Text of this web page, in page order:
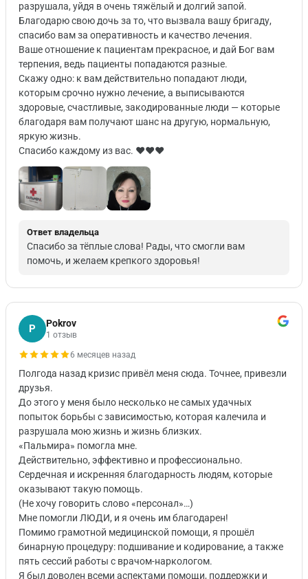
разрушала, уйдя в очень тяжёлый и долгий запой.
Благодарю свою дочь за то, что вызвала вашу бригаду,
спасибо вам за оперативность и качество лечения.
Ваше отношение к пациентам прекрасное, и дай Бог вам
терпения, ведь пациенты попадаются разные.
Скажу одно: к вам действительно попадают люди,
которым срочно нужно лечение, а выписываются
здоровые, счастливые, закодированные люди — которые
благодаря вам получают шанс на другую, нормальную,
яркую жизнь.
Спасибо каждому из вас. ♥️♥️♥️
Ответ владельца
Спасибо за тёплые слова! Рады, что смогли вам
помочь, и желаем крепкого здоровья!
P Pokrov
1 отзыв
6 месяцев назад
Полгода назад кризис привёл меня сюда. Точнее, привезли
друзья.
До этого у меня было несколько не самых удачных
попыток борьбы с зависимостью, которая калечила и
разрушала мою жизнь и жизнь близких.
«Пальмира» помогла мне.
Действительно, эффективно и профессионально.
Сердечная и искренняя благодарность людям, которые
оказывают такую помощь.
(Не хочу говорить слово «персонал»…)
Мне помогли ЛЮДИ, и я очень им благодарен!
Помимо грамотной медицинской помощи, я прошёл
бинарную процедуру: подшивание и кодирование, а также
пять сессий работы с врачом-наркологом.
Я был доволен всеми аспектами помощи, поддержки и